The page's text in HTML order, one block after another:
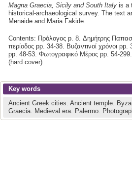
Magna Graecia, Sicily and South Italy is a
historical-archaeological survey. The text
Menaide and Maria Fakide.
Contents: Πρόλογος p. 8. Δημήτρης
περίοδος pp. 34-38. Βυζαντινοί χρόνοι
pp. 48-53. Φωτογραφικό Μέρος pp. 54-
(hard cover).
Key words
Ancient Greek cities. Ancient temple.
Graecia. Medieval era. Palermo.